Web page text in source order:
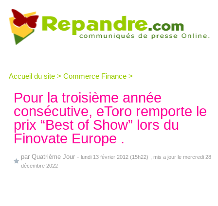
Accueil du site > Commerce Finance >
Pour la troisième année
consécutive, eToro remporte le
prix “Best of Show” lors du
Finovate Europe .
par Quatrième Jour - lundi 13 février 2012 (15h22)
, mis a jour le mercredi 28
décembre 2022